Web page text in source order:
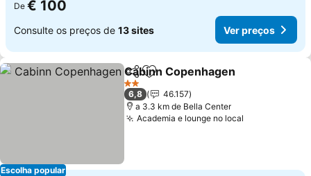
De € 100
Consulte os preços de 13 sites Ver preços
Escolha popular
PartilharAdicionar aos favoritos
Cabinn Copenhagen
2 Estrelas
6,8
46.157
a 3.3 km de Bella Center
Academia e lounge no local